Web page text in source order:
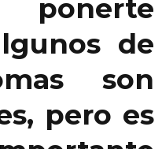
de
son
pero es